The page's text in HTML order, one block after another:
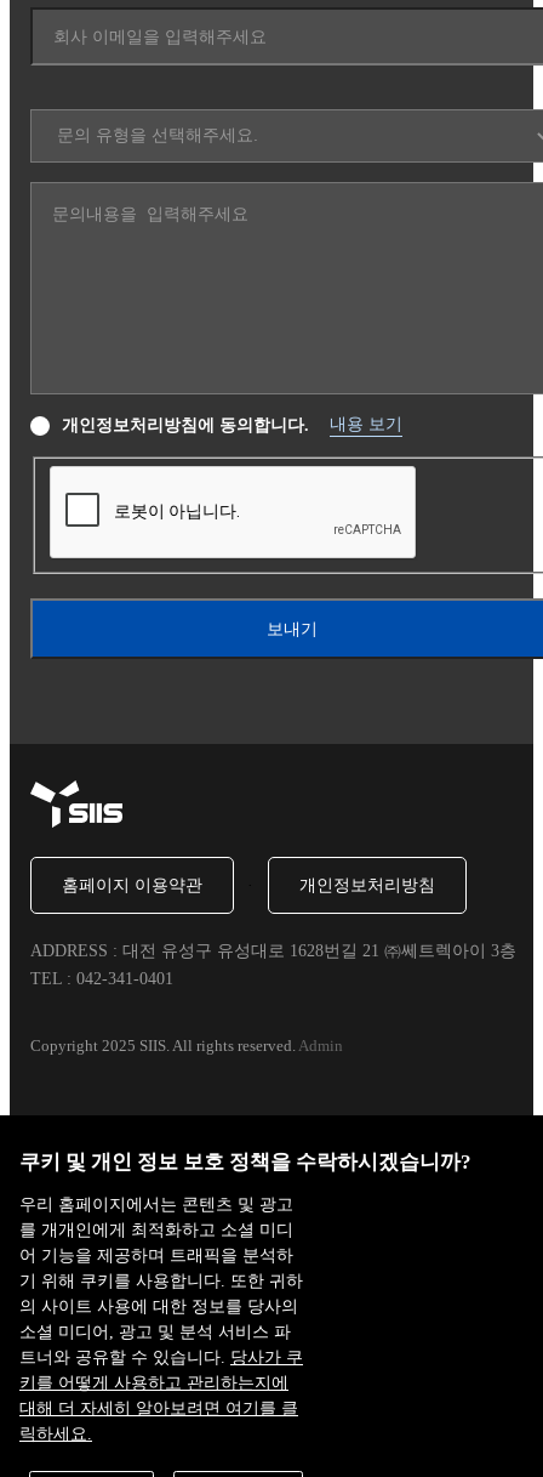
개인정보처리방침에 동의합니다. 내용 보기
보내기
홈페이지 이용약관 개인정보처리방침
ADDRESS : 대전 유성구 유성대로 1628번길 21 ㈜쎄트렉아이 3층
TEL : 042-341-0401
Copyright 2025 SIIS. All rights reserved. Admin
FAMILY SITE
9001:2015
QC-34
쿠키 및 개인 정보 보호 정책을 수락하시겠습니까?
우리 홈페이지에서는 콘텐츠 및 광고
를 개개인에게 최적화하고 소셜 미디
어 기능을 제공하며 트래픽을 분석하
기 위해 쿠키를 사용합니다. 또한 귀하
의 사이트 사용에 대한 정보를 당사의
소셜 미디어, 광고 및 분석 서비스 파
트너와 공유할 수 있습니다. 당사가 쿠
키를 어떻게 사용하고 관리하는지에
대해 더 자세히 알아보려면 여기를 클
릭하세요.